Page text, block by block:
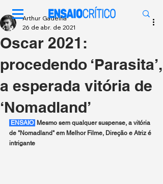
Oscar 2021:
procedendo ‘Parasita’,
a esperada vitória de
‘Nomadland’
Arthur Gadelha
26 de abr. de 2021
ENSAIO Mesmo sem qualquer suspense, a vitória
de "Nomadland" em Melhor Filme, Direção e Atriz é
intrigante